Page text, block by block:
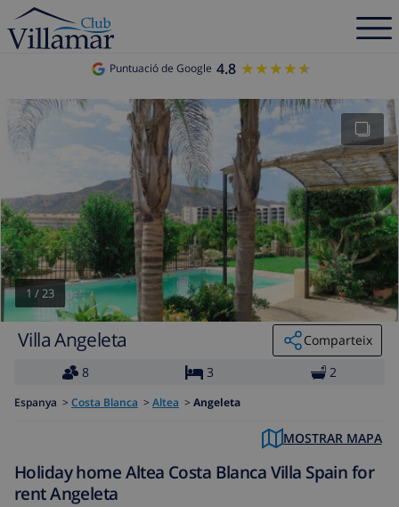
Puntuació de Google 4.8 ★★★★★
★★★★★
1 /23
Villa Angeleta
Comparteix
8
3 2
Espanya > Costa Blanca > Altea > Angeleta
MOSTRAR MAPA
Holiday home Altea Costa Blanca Villa Spain for
rent Angeleta